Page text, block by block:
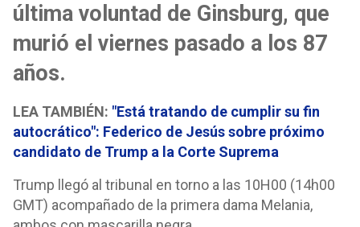
última voluntad de Ginsburg, que
murió el viernes pasado a los 87
años.
LEA TAMBIÉN: "Está tratando de cumplir su fin
autocrático": Federico de Jesús sobre próximo
candidato de Trump a la Corte Suprema
Trump llegó al tribunal en torno a las 10H00 (14h00
GMT) acompañado de la primera dama Melania,